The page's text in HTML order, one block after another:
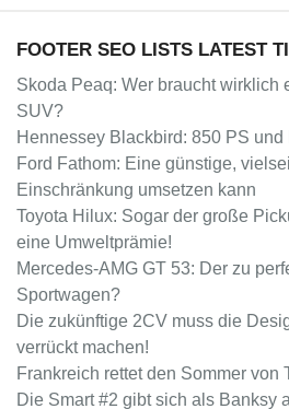
FOOTER SEO LISTS LATEST
Skoda Peaq: Wer braucht wirklich
SUV?
Hennessey Blackbird: 850 PS
Ford Fathom: Eine günstige,
Einschränkung umsetzen kann
Toyota Hilux: Sogar der große
eine Umweltprämie!
Mercedes-AMG GT 53: Der zu
Sportwagen?
Die zukünftige 2CV muss die
verrückt machen!
Frankreich rettet den Sommer von
Die Smart #2 gibt sich als Banksy